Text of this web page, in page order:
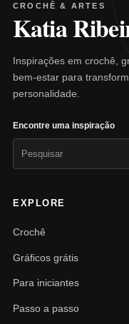
CROCHÊ & ARTES
Katia
Inspirações em crochê,
bem-estar para
personalidade.
Encontre uma inspiração
EXPLORE
Crochê
Gráficos grátis
Para iniciantes
Passo a passo